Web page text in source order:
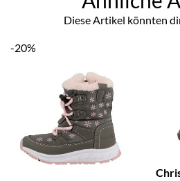
Diese Artikel könnten
-20%